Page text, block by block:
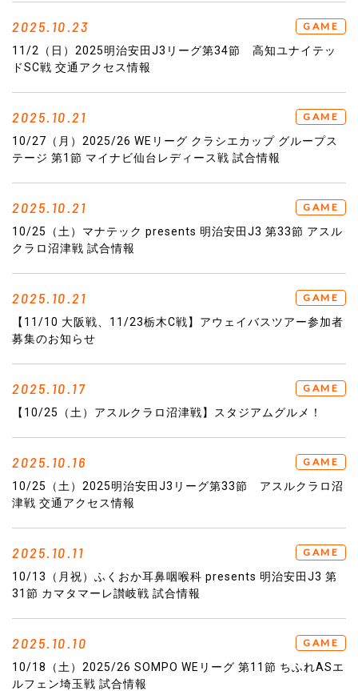
2025.10.23 GAME
11/2（日）2025明治安田J3リーグ第34節 高知ユナイテッ
ドSC戦 交通アクセス情報
2025.10.21 GAME
10/27（月）2025/26 WEリーグ クラシエカップ グループス
テージ 第1節 マイナビ仙台レディース戦 試合情報
2025.10.21 GAME
10/25（土）マナテック presents 明治安田J3 第33節 アスル
クラロ沼津戦 試合情報
2025.10.21 GAME
【11/10 大阪戦、11/23栃木C戦】アウェイバスツアー参加者
募集のお知らせ
2025.10.17 GAME
【10/25（土）アスルクラロ沼津戦】スタジアムグルメ！
2025.10.16 GAME
10/25（土）2025明治安田J3リーグ第33節 アスルクラロ沼
津戦 交通アクセス情報
2025.10.11 GAME
10/13（月祝）ふくおか耳鼻咽喉科 presents 明治安田J3 第
31節 カマタマーレ讃岐戦 試合情報
2025.10.10 GAME
10/18（土）2025/26 SOMPO WEリーグ 第11節 ちふれASエ
ルフェン埼玉戦 試合情報